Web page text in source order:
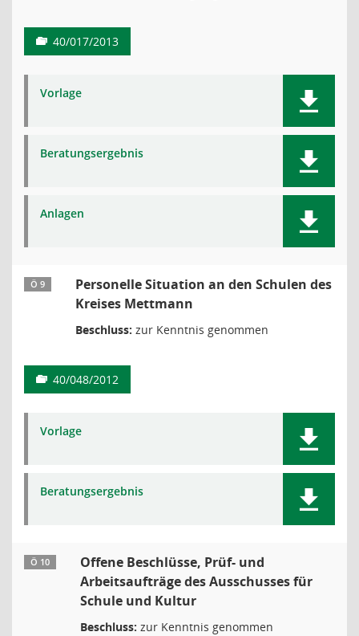
40/017/2013
Vorlage
Beratungsergebnis
Anlagen
Ö 9
Personelle Situation an den Schulen des
Kreises Mettmann
Beschluss: zur Kenntnis genommen
40/048/2012
Vorlage
Beratungsergebnis
Ö 10
Offene Beschlüsse, Prüf- und
Arbeitsaufträge des Ausschusses für
Schule und Kultur
Beschluss: zur Kenntnis genommen